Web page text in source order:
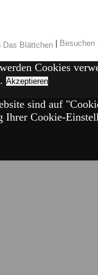
|
Cookies
Akzeptieren
sind auf
Ihrer Cookie-